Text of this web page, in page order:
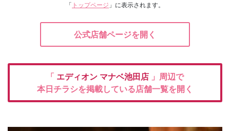
「 トップページ 」に表示されます。
公式店舗ページを開く
「 エディオン マナベ池田店 」周辺で
本日チラシを掲載している店舗一覧を開く